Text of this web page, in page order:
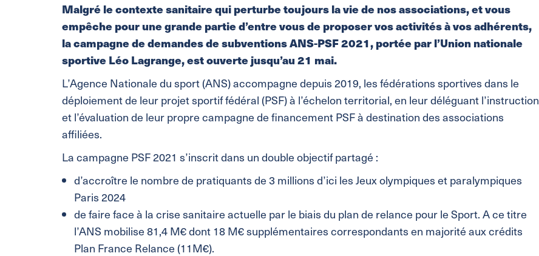
Malgré le contexte sanitaire qui perturbe toujours la vie de nos associations, et vous
empêche pour une grande partie d’entre vous de proposer vos activités à vos adhérents,
la campagne de demandes de subventions ANS-PSF 2021, portée par l’Union nationale
sportive Léo Lagrange, est ouverte jusqu’au 21 mai.
L’Agence Nationale du sport (ANS) accompagne depuis 2019, les fédérations sportives dans le
déploiement de leur projet sportif fédéral (PSF) à l’échelon territorial, en leur déléguant l’instruction
et l’évaluation de leur propre campagne de financement PSF à destination des associations
affiliées.
La campagne PSF 2021 s’inscrit dans un double objectif partagé :
d’accroître le nombre de pratiquants de 3 millions d’ici les Jeux olympiques et paralympiques
Paris 2024
de faire face à la crise sanitaire actuelle par le biais du plan de relance pour le Sport. A ce titre
l’ANS mobilise 81,4 M€ dont 18 M€ supplémentaires correspondants en majorité aux crédits
Plan France Relance (11M€).